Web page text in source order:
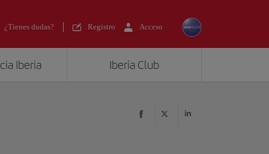
¿Tienes dudas? Registro Acceso
Iberia Iberia Club